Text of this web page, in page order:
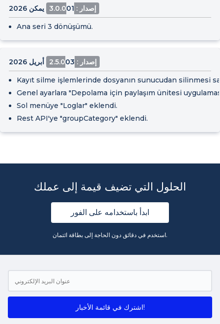
إصدار : 3.0.0 01 يمكن 2026
Ana seri 3 dönüşümü.
إصدار : 2.5.0 03 أبريل 2026
Kayıt silme işlemlerinde dosyanın sunucudan silinmesi
Genel ayarlara "Depolama için paylaşım ünitesi
Sol menüye "Loglar" eklendi.
Rest API'ye "groupCategory" eklendi.
الحلول التي تضيف قيمة إلى عملك
ابدأ باستخدامه على الفور
استخدم في دقائق دون الحاجة إلى بطاقة ائتمان.
اشترك في قائمة الأخبار!